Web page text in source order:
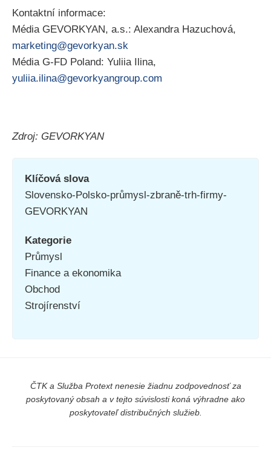
Kontaktní informace:
Média GEVORKYAN, a.s.: Alexandra Hazuchová,
marketing@gevorkyan.sk
Média G-FD Poland: Yuliia Ilina,
yuliia.ilina@gevorkyangroup.com
Zdroj: GEVORKYAN
Klíčová slova
Slovensko-Polsko-průmysl-zbraně-trh-firmy-
GEVORKYAN
Kategorie
Průmysl
Finance a ekonomika
Obchod
Strojírenství
ČTK a Služba Protext nenesie žiadnu zodpovednosť za
poskytovaný obsah a v tejto súvislosti koná výhradne ako
poskytovateľ distribučných služieb.